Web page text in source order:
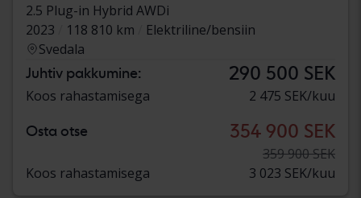
2.5 Plug-in Hybrid AWDi
2023
118 810 km
Elektriline/bensiin
Svedala
Juhtiv pakkumine: 290 500 SEK
Koos rahastamisega 2 475 SEK/kuu
Osta otse 354 900 SEK
359 900 SEK
Koos rahastamisega
3 023 SEK/kuu